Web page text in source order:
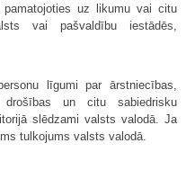
uz likumu vai citu
vai pašvaldību iestādēs,
līgumi par ārstniecības,
drošības un citu sabiedrisku
slēdzami valsts valodā. Ja
tulkojums valsts valodā.